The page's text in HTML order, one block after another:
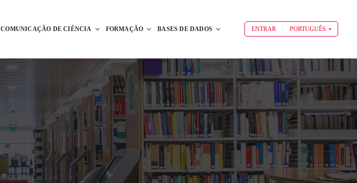
COMUNICAÇÃO DE CIÊNCIA FORMAÇÃO BASES DE DADOS ENTRAR PORTUGUÊS